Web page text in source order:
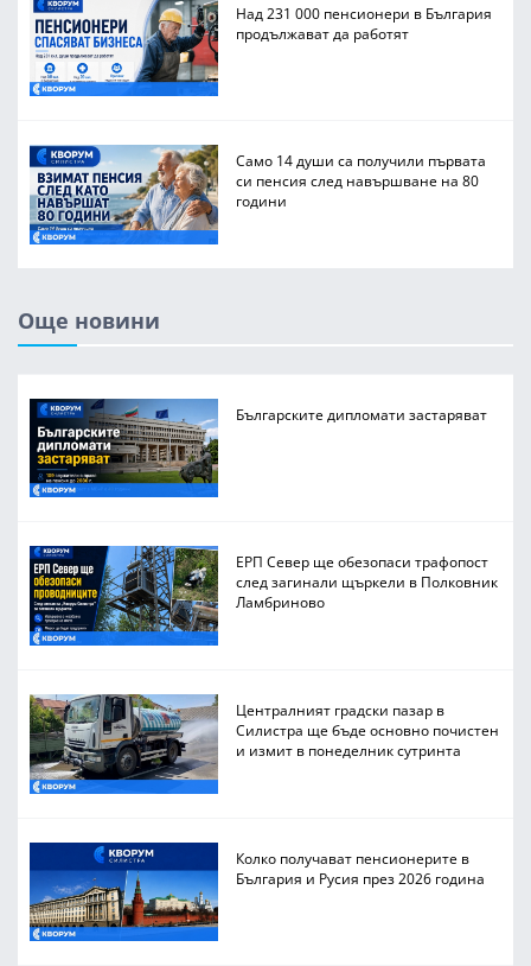
Над 231 000 пенсионери в България
продължават да работят
Само 14 души са получили първата
си пенсия след навършване на 80
години
Още новини
Българските дипломати застаряват
ЕРП Север ще обезопаси трафопост
след загинали щъркели в Полковник
Ламбриново
Централният градски пазар в
Силистра ще бъде основно почистен
и измит в понеделник сутринта
Колко получават пенсионерите в
България и Русия през 2026 година